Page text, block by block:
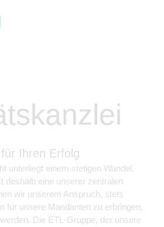
Ihren Erfolg
unterliegt einem stetigen Wandel.
deshalb eine unserer zentralen
wir unserem Anspruch, stets
für unsere Mandanten zu erbringen,
Die ETL-Gruppe, der unsere